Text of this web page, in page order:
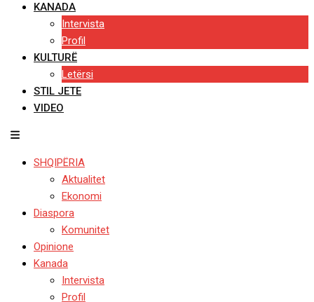
KANADA
Intervista
Profil
KULTURË
Letërsi
STIL JETE
VIDEO
SHQIPËRIA
Aktualitet
Ekonomi
Diaspora
Komunitet
Opinione
Kanada
Intervista
Profil